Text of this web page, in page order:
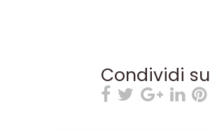
Condividi